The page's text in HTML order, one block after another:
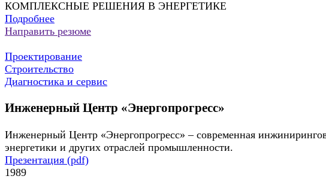
КОМПЛЕКСНЫЕ РЕШЕНИЯ В ЭНЕРГЕТИКЕ
Подробнее
Направить резюме
Проектирование
Строительство
Диагностика и сервис
Инженерный Центр «Энергопрогресс»
Инженерный Центр «Энергопрогресс» – современная
энергетики и других отраслей промышленности.
Презентация (pdf)
1989